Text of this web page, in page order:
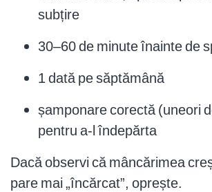
subțire
30–60 de minute înainte de
1 dată pe săptămână
șamponare corectă (uneori
pentru a-l îndepărta
Dacă observi că mâncărimea
pare mai „încărcat”, oprește.